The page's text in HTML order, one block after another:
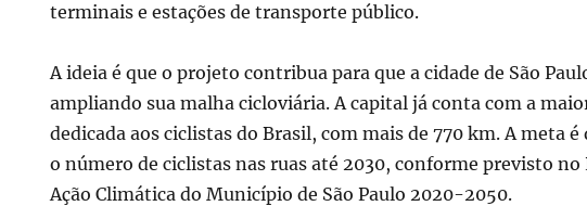
terminais e estações de transporte público.
A ideia é que o projeto contribua para que a cidade de São
ampliando sua malha cicloviária. A capital já conta com a
dedicada aos ciclistas do Brasil, com mais de 770 km. A meta
o número de ciclistas nas ruas até 2030, conforme previsto no
Ação Climática do Município de São Paulo 2020-2050.